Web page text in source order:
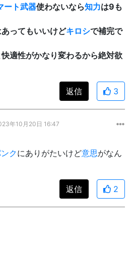
ート武器使わないなら知力は9も
ってもいいけどキロシで補完で
適性がかなり変わるから絶対欲
返信 3
年10月20日 16:47
クにありがたいけど意思がなん
返信 2